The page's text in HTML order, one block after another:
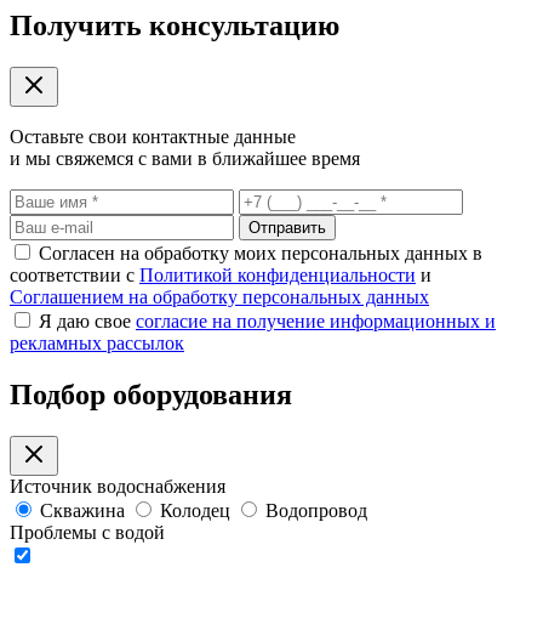
Получить консультацию
Оставьте свои контактные данные
и мы свяжемся с вами в ближайшее время
Отправить
Согласен на обработку моих персональных данных в
соответствии с Политикой конфиденциальности и
Соглашением на обработку персональных данных
Я даю свое согласие на получение информационных и
рекламных рассылок
Подбор оборудования
Источник водоснабжения
Скважина
Колодец
Водопровод
Проблемы с водой